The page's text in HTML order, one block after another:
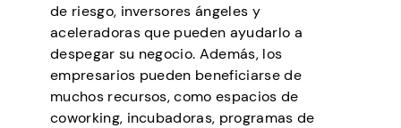
de riesgo, inversores ángeles y
aceleradoras que pueden ayudarlo a
despegar su negocio. Además, los
empresarios pueden beneficiarse de
muchos recursos, como espacios de
coworking, incubadoras, programas de